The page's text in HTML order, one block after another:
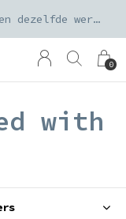
0
Orders geplaatst voor 15:00 worden dezelfde werkdag verzonden
with